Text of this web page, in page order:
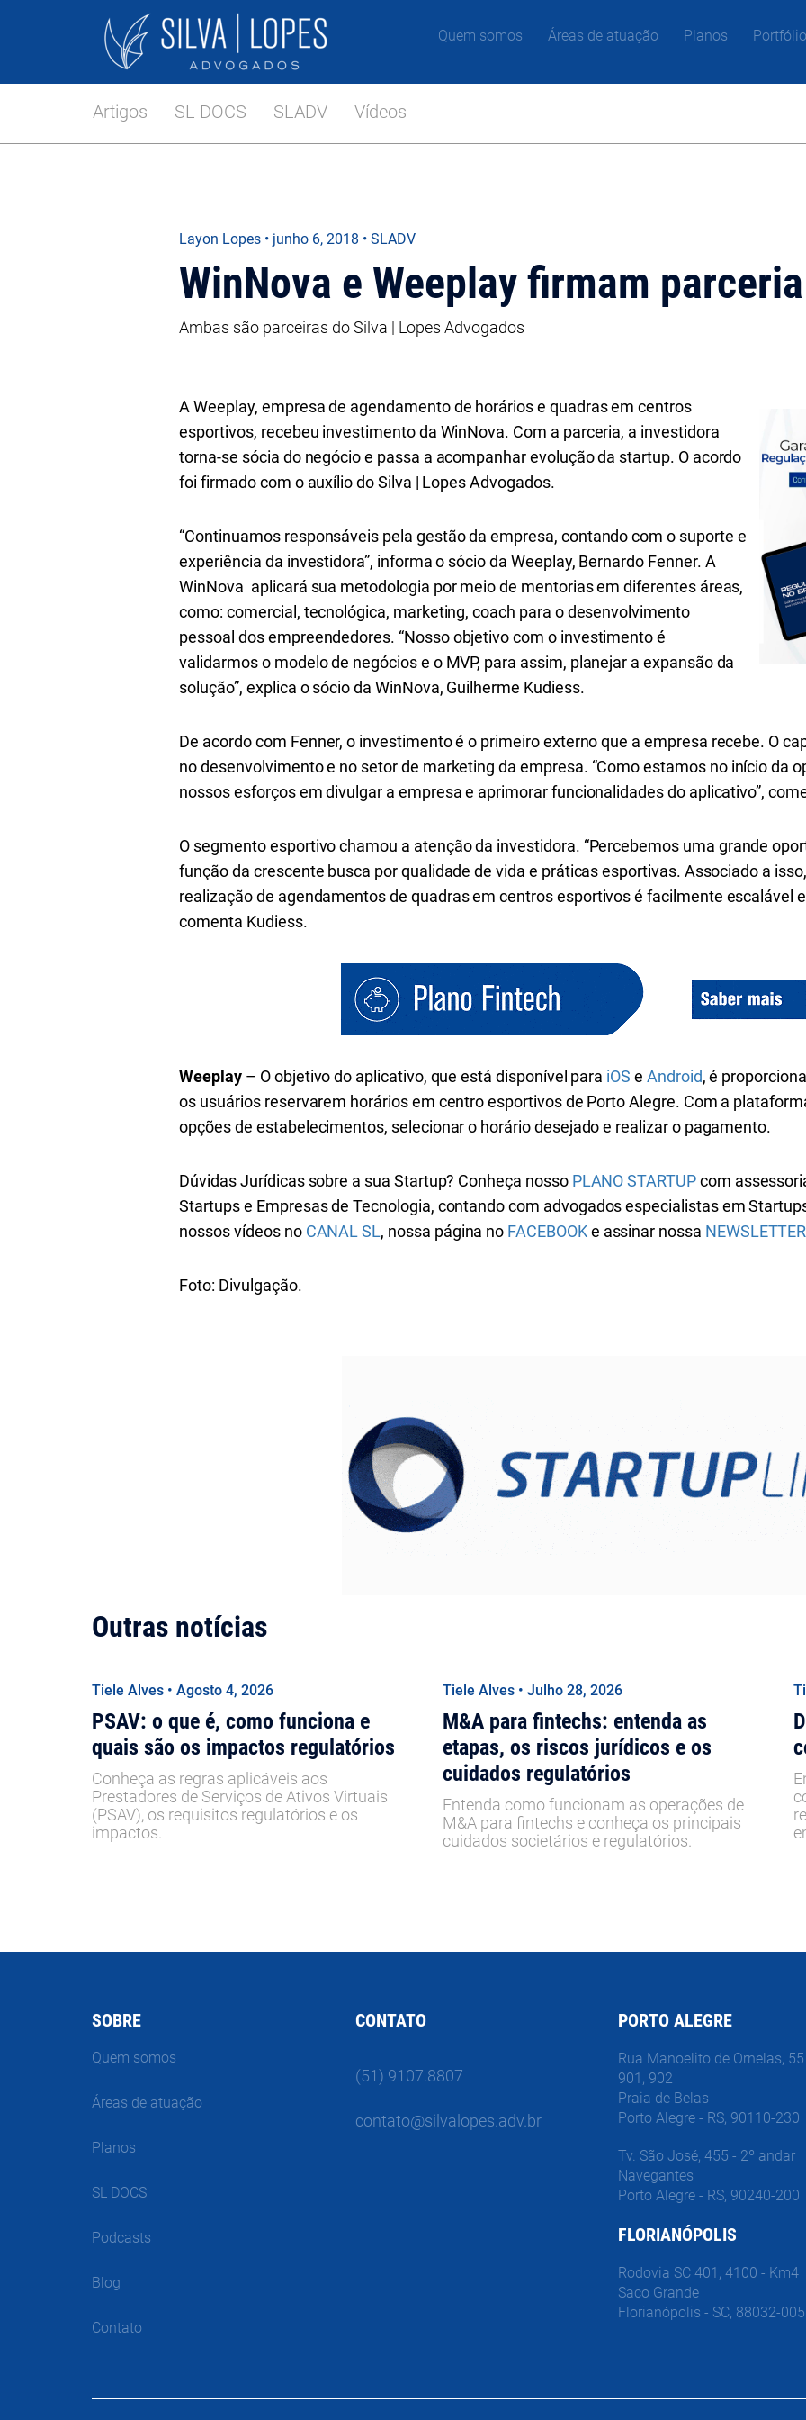
Quem somos Áreas de atuação Planos Portfólio
Artigos SL DOCS SLADV Vídeos
Layon Lopes • junho 6, 2018 • SLADV
WinNova e Weeplay firmam parceria
Ambas são parceiras do Silva | Lopes Advogados
A Weeplay, empresa de agendamento de horários e quadras em centros
esportivos, recebeu investimento da WinNova. Com a parceria, a investidora
torna-se sócia do negócio e passa a acompanhar evolução da startup. O acordo
foi firmado com o auxílio do Silva | Lopes Advogados.
“Continuamos responsáveis pela gestão da empresa, contando com o suporte e
experiência da investidora”, informa o sócio da Weeplay, Bernardo Fenner. A
WinNova aplicará sua metodologia por meio de mentorias em diferentes áreas,
como: comercial, tecnológica​,​ marketing​, ​coach​ para o desenvolvimento
pessoal dos empreendedores​​. “Nosso objetivo com o investimento é
validarmos​ ​o modelo de negócios​ e​​ o MVP​,​ para assim, planejar a expansão da
solução”, explica o sócio da WinNova, Guilherme Kudiess.
De acordo com Fenner, o investimento é o primeiro externo que a empresa recebe. O
no desenvolvimento e no setor de marketing da empresa. “Como estamos no início da
nossos esforços em divulgar a empresa e aprimorar funcionalidades do aplicativo”,
O segmento esportivo chamou a atenção da investidora. “Percebemos uma grande
função da crescente busca por qualidade de vida e práticas esportivas. Associado a
realização de agendamentos de quadras em centros esportivos​ ​é facilmente escalável​
comenta Kudiess.
Weeplay – O objetivo do aplicativo, que está disponível para iOS e Android, é
os usuários reservarem horários em centro esportivos de Porto Alegre. Com a
opções de estabelecimentos, selecionar o horário desejado e realizar o pagamento.
Dúvidas Jurídicas sobre a sua Startup? Conheça nosso PLANO STARTUPcom
Startups e Empresas de Tecnologia, contando com advogados especialistas em
nossos vídeos no CANAL SL, nossa página no FACEBOOKe assinar nossa NEWSLETTER
Foto: Divulgação.
Outras notícias
Tiele Alves • Agosto 4, 2026
PSAV: o que é, como funciona e
quais são os impactos regulatórios
Conheça as regras aplicáveis aos
Prestadores de Serviços de Ativos Virtuais
(PSAV), os requisitos regulatórios e os
impactos.
Tiele Alves • Julho 28, 2026
M&A para fintechs: entenda as
etapas, os riscos jurídicos e os
cuidados regulatórios
Entenda como funcionam as operações de
M&A para fintechs e conheça os principais
cuidados societários e regulatórios.
SOBRE
Quem somos
Áreas de atuação
Planos
SL DOCS
Podcasts
Blog
Contato
CONTATO
(51) 9107.8807
contato@silvalopes.adv.br
PORTO ALEGRE
Rua Manoelito de Ornelas,
901, 902
Praia de Belas
Porto Alegre - RS, 90110-230
Tv. São José, 455 - 2º andar
Navegantes
Porto Alegre - RS, 90240-200
FLORIANÓPOLIS
Rodovia SC 401, 4100 - Km4
Saco Grande
Florianópolis - SC, 88032-005